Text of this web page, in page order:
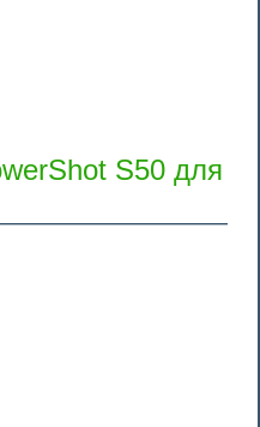
S50 для